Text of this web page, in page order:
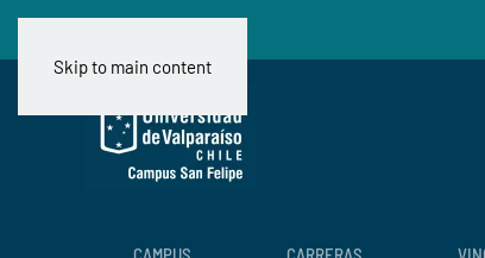
Skip to main content